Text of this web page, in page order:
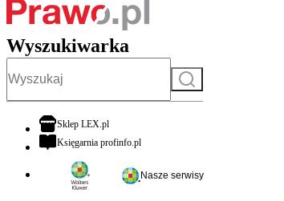
Wyszukiwarka
Szukaj
Sklep LEX.plotwiera się w nowej karcie
Księgarnia profinfo.plotwiera się w nowej karcie
Nasze serwisy